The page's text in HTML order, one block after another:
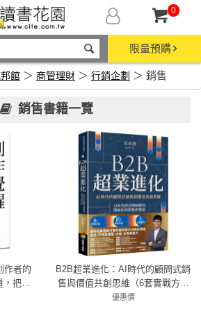
0
限量預購
館 ＞ 商管理財 ＞ 行銷企劃 ＞ 銷售
銷售書籍一覽
作者的
，把聲
力
B2B超業進化：AI時代的顧問式銷
售與價值共創思維（6套實戰方法
× 10大成交心法 × 5項行動指引）
優惠價